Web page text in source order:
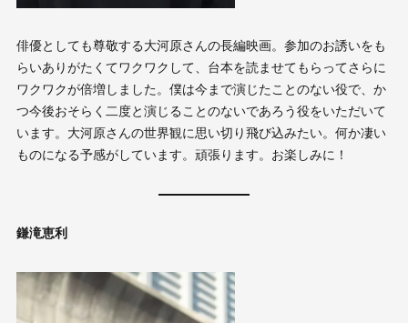
俳優としても尊敬する大河原さんの長編映画。参加のお誘いをも
らいありがたくてワクワクして、台本を読ませてもらってさらに
ワクワクが倍増しました。僕は今まで演じたことのない役で、か
つ今後おそらく二度と演じることのないであろう役をいただいて
います。大河原さんの世界観に思い切り飛び込みたい。何か凄い
ものになる予感がしています。頑張ります。お楽しみに！
鎌滝恵利